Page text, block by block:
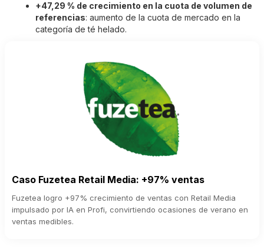
+47,29 % de crecimiento en la cuota de volumen de
referencias: aumento de la cuota de mercado en la
categoría de té helado.
Caso Fuzetea Retail Media: +97% ventas
Fuzetea logro +97% crecimiento de ventas con Retail Media
impulsado por IA en Profi, convirtiendo ocasiones de verano en
ventas medibles.